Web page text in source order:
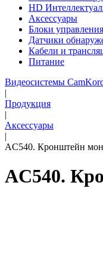
HD
Аксессуары
Блоки
Датчики
Кабели и
Питание
Видеосистемы
|
Продукция
|
Аксессуары
|
AC540. Кронштейн
AC540.